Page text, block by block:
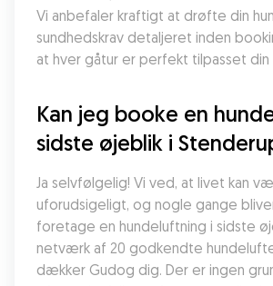
Vi anbefaler kraftigt at drøfte din
sundhedskrav detaljeret inden
at hver gåtur er perfekt tilpasset din
Kan jeg booke en
sidste øjeblik i
Ja selvfølgelig! Vi ved, at livet kan
uforudsigeligt, og nogle gange
foretage en hundeluftning i sidste
netværk af 20 godkendte
dækker Gudog dig. Der er ingen